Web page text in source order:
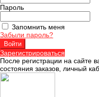
Пароль
Запомнить меня
Забыли пароль?
Зарегистрироваться
После регистрации на сайте
состояния заказов, личный